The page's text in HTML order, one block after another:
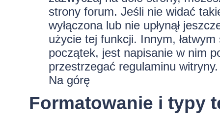
strony forum. Jeśli nie widać
wyłączona lub nie upłynął
użycie tej funkcji. Innym,
początek, jest napisanie w nim
przestrzegać regulaminu witryny.
Na górę
Formatowanie i typy